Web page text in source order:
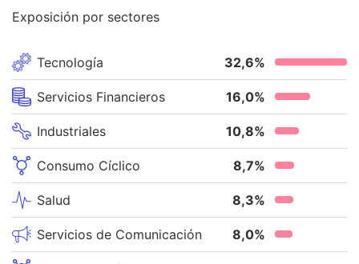
Exposición por sectores
Tecnología 32,6%
Servicios Financieros 16,0%
Industriales 10,8%
Consumo Cíclico 8,7%
Salud 8,3%
Servicios de Comunicación 8,0%